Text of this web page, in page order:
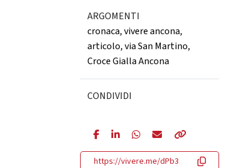
ARGOMENTI
cronaca,vivere ancona,
articolo,via San Martino,
Croce Gialla Ancona
CONDIVIDI
https://vivere.me/dPb3